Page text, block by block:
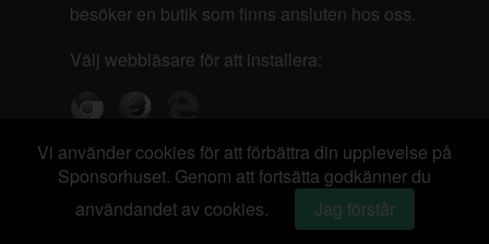
besöker en butik som finns ansluten hos oss.
Välj webbläsare för att installera:
Vi använder cookies för att förbättra din upplevelse på
Sponsorhuset. Genom att fortsätta godkänner du
användandet av cookies.
Jag förstår